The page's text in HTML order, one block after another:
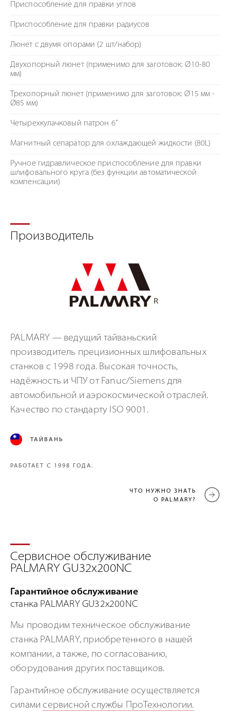
Приспособление для правки углов
Приспособление для правки радиусов
Люнет с двумя опорами (2 шт/набор)
Двухопорный люнет (применимо для заготовок: Ø10-80
мм)
Трехопорный люнет (применимо для заготовок: Ø15 мм -
Ø85 мм)
Четырехкулачковый патрон 6”
Магнитный сепаратор для охлаждающей жидкости (80L)
Ручное гидравлическое приспособление для правки
шлифовального круга (без функции автоматической
компенсации)
Производитель
PALMARY — ведущий тайваньский
производитель прецизионных шлифовальных
станков с 1998 года. Высокая точность,
надёжность и ЧПУ от Fanuc/Siemens для
автомобильной и аэрокосмической отраслей.
Качество по стандарту ISO 9001.
ТАЙВАНЬ
РАБОТАЕТ С 1998 ГОДА.
ЧТО НУЖНО ЗНАТЬ
О PALMARY?
Сервисное обслуживание
PALMARY GU32x200NC
Гарантийное обслуживание
станка PALMARY GU32x200NC
Мы проводим техническое обслуживание
станка PALMARY, приобретенного в нашей
компании, а также, по согласованию,
оборудования других поставщиков.
Гарантийное обслуживание осуществляется
силамисервисной службы ПроТехнологии.